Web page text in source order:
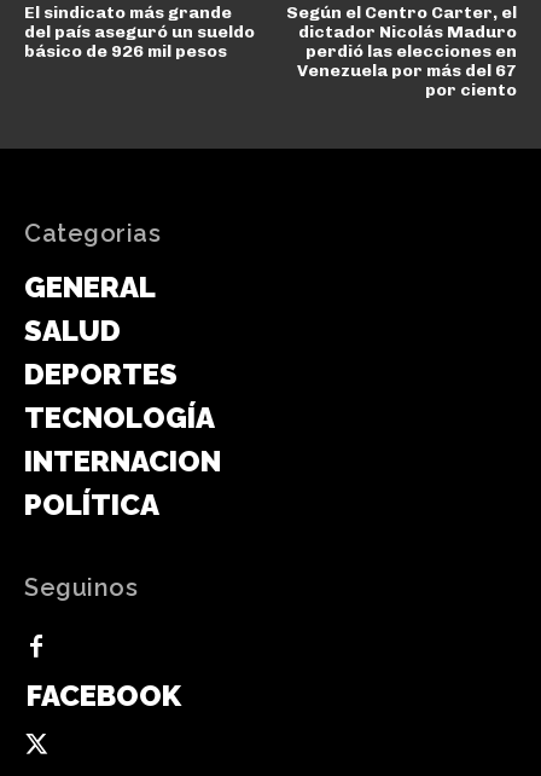
El sindicato más grande
del país aseguró un sueldo
básico de 926 mil pesos
Según el Centro Carter, el
dictador Nicolás Maduro
perdió las elecciones en
Venezuela por más del 67
por ciento
Categorias
GENERAL
SALUD
DEPORTES
TECNOLOGÍA
INTERNACIONAL
POLÍTICA
Seguinos
FACEBOOK